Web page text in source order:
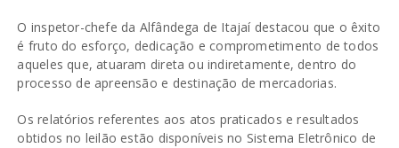
O inspetor-chefe da Alfândega de Itajaí destacou que o êxito
é fruto do esforço, dedicação e comprometimento de todos
aqueles que, atuaram direta ou indiretamente, dentro do
processo de apreensão e destinação de mercadorias.
Os relatórios referentes aos atos praticados e resultados
obtidos no leilão estão disponíveis no Sistema Eletrônico de